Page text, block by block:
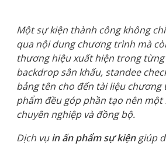
Một sự kiện thành công không
qua nội dung chương trình mà
thương hiệu xuất hiện trong
backdrop sân khấu, standee
bảng tên cho đến tài liệu chương
phẩm đều góp phần tạo nên một
chuyên nghiệp và đồng bộ.
Dịch vụin ấn phẩm sự kiệngiúp